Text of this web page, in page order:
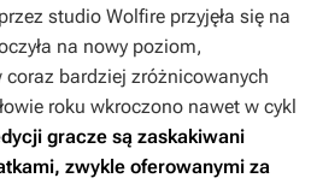
studio Wolfire przyjęła się na
na nowy poziom,
bardziej zróżnicowanych
roku wkroczono nawet w cykl
gracze są zaskakiwani
zwykle oferowanymi za